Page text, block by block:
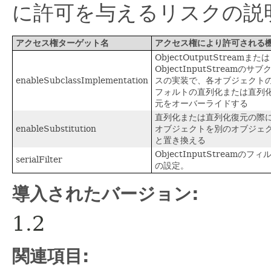
に許可を与えるリスクの
アクセス権ターゲット名 アクセス権により許可される
enableSubclassImplementation
ObjectOutputStreamまたは
ObjectInputStreamのサブ
スの実装で、各オブジェクト
フォルトの直列化または直列
元をオーバーライドする
enableSubstitution
直列化または直列化復元の際
オブジェクトを別のオブジェ
と置き換える
serialFilter
ObjectInputStreamのフィ
の設定。
導入されたバージョン:
1.2
関連項目: